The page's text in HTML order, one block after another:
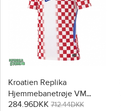
Kroatien Replika
Hjemmebanetrøje VM
2026 Kortærmet
284.96DKK 712.44DKK